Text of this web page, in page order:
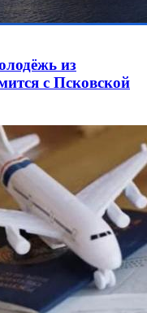
из
с Псковской